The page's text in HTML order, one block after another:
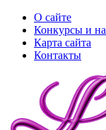
О сайте
Конкурсы и
Карта сайта
Контакты